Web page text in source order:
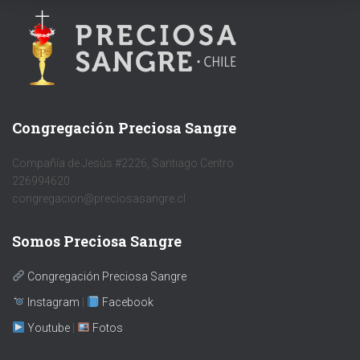
Congregación Preciosa Sangre
Compañía de Jesús #2226, Santiago Centro
226994620
congregacion@preciosasangre.cl
Somos Preciosa Sangre
Congregación Preciosa Sangre
Instagram
Facebook
Youtube| Fotos